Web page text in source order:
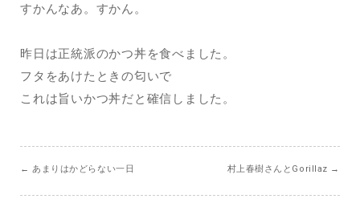
すかんなあ。すかん。
昨日は正統派のかつ丼を食べました。
フタをあけたときの匂いで
これは旨いかつ丼だと確信しました。
← あまりはかどらない一日 村上春樹さんとGorillaz →